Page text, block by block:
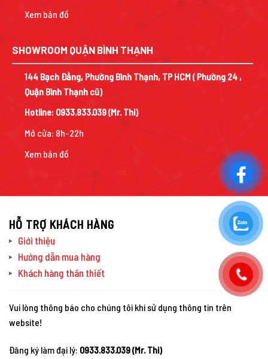
Xem bản đồ
SHOWROOM QUẬN BÌNH THẠNH
144 Bạch Đằng, Phường Bình Thạnh, TP HCM ( Phường 24 ,
Quận Bình Thạnh cũ)
Hotline: 0933.833.039(Mr. Thi)
Mở cửa: 8h-22h
Xem bản đồ
HỖ TRỢ KHÁCH HÀNG
Giới thiệu
Hướng dẫn mua hàng
Khách hàng thân thiết
Vui lòng thông báo cho chúng tôi khi sử dụng thông tin trên
website!
Đăng ký làm đại lý: 0933.833.039 (Mr. Thi)